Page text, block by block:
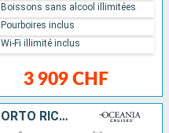
3 909 CHF
Boissons sans alcool illimitées
Pourboires inclus
Wi-Fi illimité inclus
RÉPUBLIQUE DOMINICAINE, PORTO RICO, ÉTATS-UNIS, GUADELOUPE, ANTIGUA-ET-BARBUDA, SAINT VINCENT-ET-LES-GRENADINES